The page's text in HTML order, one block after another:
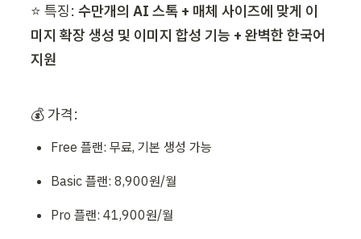
⭐ 특징: 수만개의 AI 스톡 + 매체 사이즈에 맞게 이
미지 확장 생성 및 이미지 합성 기능 + 완벽한 한국어
지원
💰 가격:
Free 플랜: 무료, 기본 생성 가능
Basic 플랜: 8,900원/월
Pro 플랜: 41,900원/월